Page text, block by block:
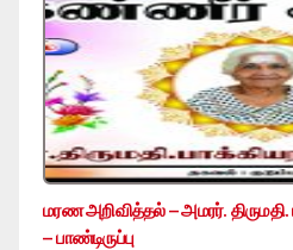
மரண அறிவித்தல் – அமரர்.
– பாண்டிருப்பு